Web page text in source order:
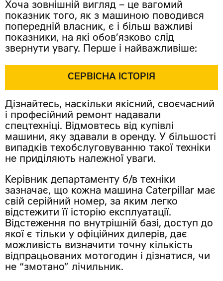
Хоча зовнішній вигляд – це вагомий
показник того, як з машиною поводився
попередній власник, є і більш важливі
показники, на які обов’язково слід
звернути увагу. Перше і найважливіше:
СЕРВІСНА ІСТОРІЯ
Дізнайтесь, наскільки якісний, своєчасний
і професійний ремонт надавали
спецтехніці. Відмовтесь від купівлі
машини, яку здавали в оренду. У більшості
випадків техобслуговуванню такої техніки
не приділяють належної уваги.
Керівник департаменту б/в техніки
зазначає, що кожна машина Caterpillar має
свій серійний номер, за яким легко
відстежити її історію експлуатації.
Відстеження по внутрішній базі, доступ до
якої є тільки у офіційних дилерів, дає
можливість визначити точну кількість
відпрацьованих мотогодин і дізнатися, чи
не “змотано” лічильник.